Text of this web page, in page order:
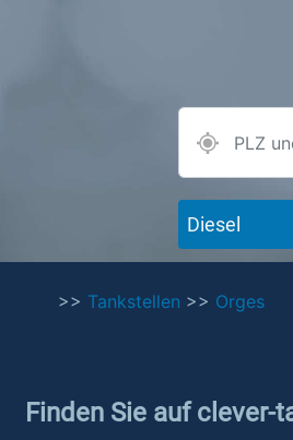
Diesel
>> Tankstellen >> Orges
Finden Sie auf clever-